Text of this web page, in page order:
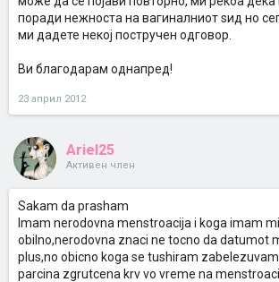
поради нежноста на вагиналниот ѕид но
ми дадете некој постручен одговор.
Ви благодарам однапред!
23 април 2012
Ariel25
Активен член
Sakam da prasham
Imam nerodovna menstroacija i koga imam
obilno,nerodovna znaci ne tocno da datumot
plus,no obicno koga se tushiram
parcina zgrutcena krv vo vreme na